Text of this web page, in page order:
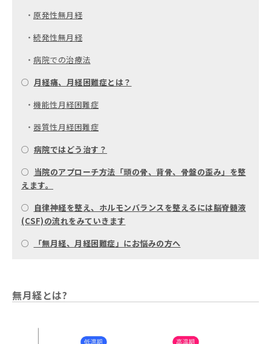
・ 原発性無月経
・ 続発性無月経
・ 病院での治療法
○ 月経痛、月経困難症とは？
・ 機能性月経困難症
・ 器質性月経困難症
○ 病院ではどう治す？
○ 当院のアプローチ方法「頭の骨、背骨、骨盤の歪み」を整
えます。
○ 自律神経を整え、ホルモンバランスを整えるには脳脊髄液
(CSF)の流れをみていきます
○
「無月経、月経困難症」にお悩みの方へ
無月経とは?